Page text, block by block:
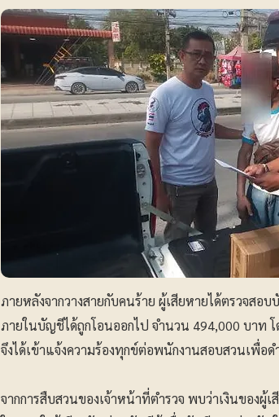
ภายหลังจากวางสายกับคนร้าย ผู้เสียหายได้ตรวจสอ
ภายในบัญชีได้ถูกโอนออกไป จำนวน 494,000 บาท โ
จึงได้เข้าแจ้งความร้องทุกข์ต่อพนักงานสอบสวนเพื่อ
จากการสืบสวนของเจ้าหน้าที่ตำรวจ พบว่าเงินของผู้